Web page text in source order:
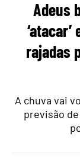
Adeus
rajadas
A chuva vai
previsão